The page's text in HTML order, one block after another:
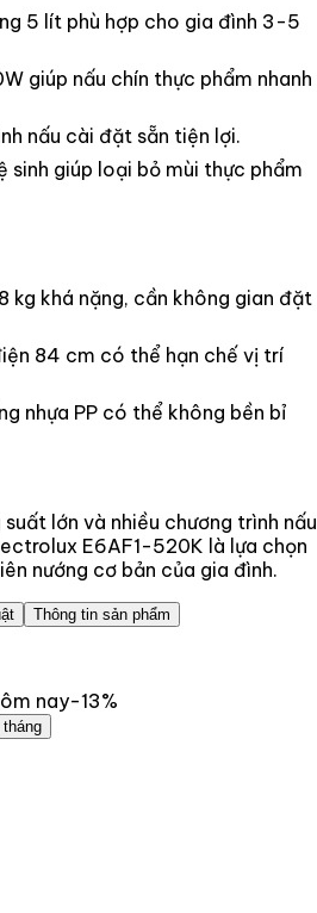
5 lít phù hợp cho gia đình 3-5
giúp nấu chín thực phẩm nhanh
nấu cài đặt sẵn tiện lợi.
sinh giúp loại bỏ mùi thực phẩm
kg khá nặng, cần không gian đặt
84 cm có thể hạn chế vị trí
nhựa PP có thể không bền bỉ
lớn và nhiều chương trình nấu
E6AF1-520K là lựa chọn
nướng cơ bản của gia đình.
Thông tin sản phẩm
nay-13%
tháng